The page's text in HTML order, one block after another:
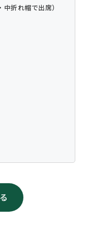
折れ帽で出席）